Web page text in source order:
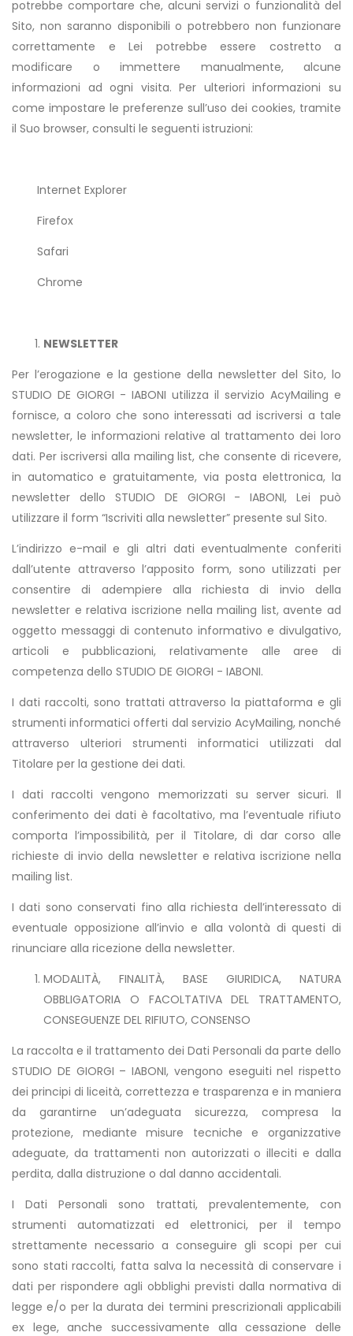
potrebbe comportare che, alcuni servizi o funzionalità del
Sito, non saranno disponibili o potrebbero non funzionare
correttamente e Lei potrebbe essere costretto a
modificare o immettere manualmente, alcune
informazioni ad ogni visita. Per ulteriori informazioni su
come impostare le preferenze sull’uso dei cookies, tramite
il Suo browser, consulti le seguenti istruzioni:
Internet Explorer
Firefox
Safari
Chrome
NEWSLETTER
Per l’erogazione e la gestione della newsletter del Sito, lo
STUDIO DE GIORGI - IABONI utilizza il servizio AcyMailing e
fornisce, a coloro che sono interessati ad iscriversi a tale
newsletter, le informazioni relative al trattamento dei loro
dati. Per iscriversi alla mailing list, che consente di ricevere,
in automatico e gratuitamente, via posta elettronica, la
newsletter dello STUDIO DE GIORGI - IABONI, Lei può
utilizzare il form “Iscriviti alla newsletter” presente sul Sito.
L’indirizzo e-mail e gli altri dati eventualmente conferiti
dall’utente attraverso l’apposito form, sono utilizzati per
consentire di adempiere alla richiesta di invio della
newsletter e relativa iscrizione nella mailing list, avente ad
oggetto messaggi di contenuto informativo e divulgativo,
articoli e pubblicazioni, relativamente alle aree di
competenza dello STUDIO DE GIORGI - IABONI.
I dati raccolti, sono trattati attraverso la piattaforma e gli
strumenti informatici offerti dal servizio AcyMailing, nonché
attraverso ulteriori strumenti informatici utilizzati dal
Titolare per la gestione dei dati.
I dati raccolti vengono memorizzati su server sicuri. Il
conferimento dei dati è facoltativo, ma l’eventuale rifiuto
comporta l’impossibilità, per il Titolare, di dar corso alle
richieste di invio della newsletter e relativa iscrizione nella
mailing list.
I dati sono conservati fino alla richiesta dell’interessato di
eventuale opposizione all’invio e alla volontà di questi di
rinunciare alla ricezione della newsletter.
MODALITÀ, FINALITÀ, BASE GIURIDICA, NATURA
OBBLIGATORIA O FACOLTATIVA DEL TRATTAMENTO,
CONSEGUENZE DEL RIFIUTO, CONSENSO
La raccolta e il trattamento dei Dati Personali da parte dello
STUDIO DE GIORGI – IABONI, vengono eseguiti nel rispetto
dei principi di liceità, correttezza e trasparenza e in maniera
da garantirne un’adeguata sicurezza, compresa la
protezione, mediante misure tecniche e organizzative
adeguate, da trattamenti non autorizzati o illeciti e dalla
perdita, dalla distruzione o dal danno accidentali.
I Dati Personali sono trattati, prevalentemente, con
strumenti automatizzati ed elettronici, per il tempo
strettamente necessario a conseguire gli scopi per cui
sono stati raccolti, fatta salva la necessità di conservare i
dati per rispondere agli obblighi previsti dalla normativa di
legge e/o per la durata dei termini prescrizionali applicabili
ex lege, anche successivamente alla cessazione delle